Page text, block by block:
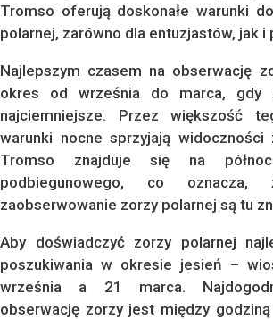
Tromso oferują doskonałe warunki
polarnej, zarówno dla entuzjastów, jak
Najlepszym czasem na obserwację
okres od września do marca, gdy
najciemniejsze. Przez większość
warunki nocne sprzyjają widoczności
Tromso znajduje się na
podbiegunowego, co
zaobserwowanie zorzy polarnej są tu
Aby doświadczyć zorzy polarnej
poszukiwania w okresie jesień –
września a 21 marca.
obserwację zorzy jest między